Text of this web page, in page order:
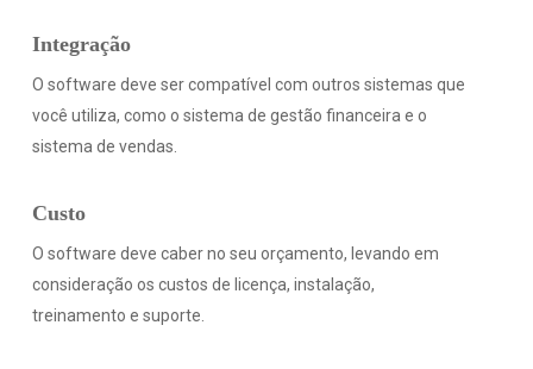
Integração
O software deve ser compatível com outros sistemas que
você utiliza, como o sistema de gestão financeira e o
sistema de vendas.
Custo
O software deve caber no seu orçamento, levando em
consideração os custos de licença, instalação,
treinamento e suporte.